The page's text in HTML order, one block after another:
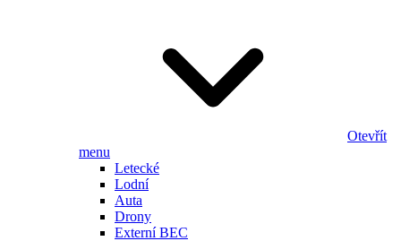
Otevřít
menu
Letecké
Lodní
Auta
Drony
Externí BEC